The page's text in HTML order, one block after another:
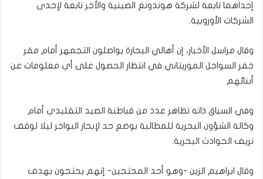
إحداهما تابعة لشركة هوندونغ الصينية والأخر تابعة لإحدى
الشركات الأوروبية.
وقال مراسل الأخبار، إن أهالي البحارة يواصلون التجمهر أمام مقر
خفر السواحل الموريتاني في انتظار الحصول على أي معلومات عن
أبنائهم
وفي السياق ذاته تظاهر عدد من قباطنة الصيد التقليدي أمام
وكالة الشؤون البحرية للمطالبة بوضع حد لإبحار البواخر ليلا لوقف
نزيف الحوادث البحرية.
وقال ابراهيم الزين -وهو أحد المحتجين- إنهم يحتجون بهدف